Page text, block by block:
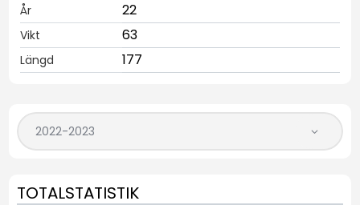
År 22
Vikt 63
Längd 177
TOTALSTATISTIK